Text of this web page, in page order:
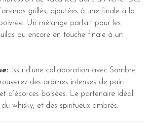
grillés, ajoutées à une finale à la
Un mélange parfait pour les
ou encore en touche finale à un
Issu d'une collaboration avec Sombre
des arômes intenses de pain
d’écorces boisées. Le partenaire idéal
whisky, et des spiritueux ambrés.